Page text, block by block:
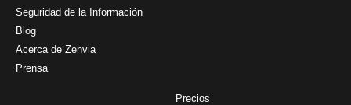
Seguridad de la Información
Blog
Acerca de Zenvia
Prensa
Precios